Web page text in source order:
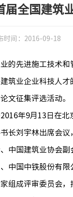
届全国建筑
时间： 2016-09-18
先进施工技术和
筑业企业科技人
文征集评选活动。
年9月13日在北
长刘宇林出席会
中国建筑业协会副
中国中铁股份有
组成评审委员会